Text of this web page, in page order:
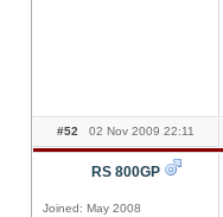
#52 02 Nov 2009 22:11
RS 800GP
Joined: May 2008